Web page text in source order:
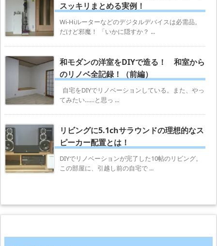
スッキリまとめる実例！
Wi-Hiルーターなどのデジタルデバイスは必需品。
だけど邪魔！ 「いかに隠すか？ ...
和モダンの洋室をDIYで造る！ 和室から
のリノベ全記録！（前編）
自宅をDIYでリノベーションしている。また、やっ
てみたい……と思っ ...
リビングに5.1chサラウンドの理想的なス
ピーカー配置とは！
DIYでリノベーションが完了した10帖のリビング。
この部屋に、引越し前の自宅で ...